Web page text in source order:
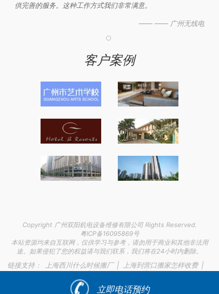
供完善的服务。这种工作方式我们非常满意。
—— —— 广州无线电
客户案例
Copyright 广州双阳机电设备维修有限公司 Rights Reserved.
粤ICP备16095869号
本站资源均来自互联网，仅供学习与参考，请勿用于商业和其他非法用
途。如果侵犯了您的权益请与我们联系，我们将在24小时内删除。
链接支持： 上海西川什么时候搬厂 | 上海到营口搬家怎样收费 |
立即电话预约